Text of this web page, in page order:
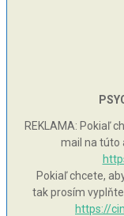
REKLAMA: Pokiaľ
mail na túto
Pokiaľ chcete,
tak prosím
https://